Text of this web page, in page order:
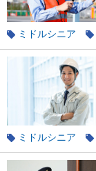
ミドルシニア
ミドルシニア